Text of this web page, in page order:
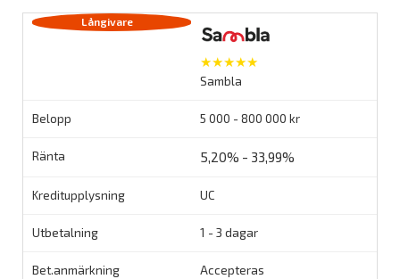
★★★★★
Sambla
5 000 - 800 000 kr
5,20% - 33,99%
UC
1 - 3 dagar
Accepteras